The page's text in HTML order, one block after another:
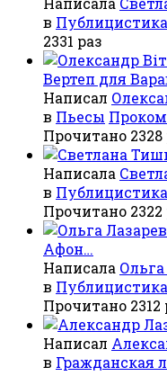
в Публицистика
2331 раз
Вертеп для
Написал
в Пьесы
Прочитано 2328
Написала
в Публицистика
Прочитано 2322
Афон…
Написала
в Публицистика
Прочитано 2312
Написал
в Гражданская